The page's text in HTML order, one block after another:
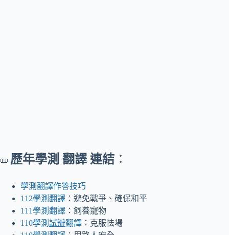
📜 歷年學測 翻譯 連結 ：
學測翻譯作答技巧
112學測翻譯 ：避免戰爭、確保和平
111學測翻譯 ：飼養寵物
110學測 試辦翻譯 ：克服怯場